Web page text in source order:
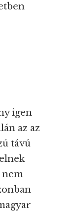
igen
az az
távú
nem